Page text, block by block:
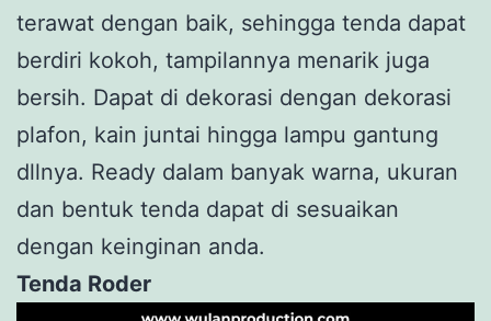
terawat dengan baik, sehingga tenda dapat
berdiri kokoh, tampilannya menarik juga
bersih. Dapat di dekorasi dengan dekorasi
plafon, kain juntai hingga lampu gantung
dllnya. Ready dalam banyak warna, ukuran
dan bentuk tenda dapat di sesuaikan
dengan keinginan anda.
Tenda Roder